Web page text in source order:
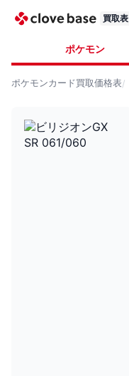
買取表
ポケモン
ポケモンカード買取価格表